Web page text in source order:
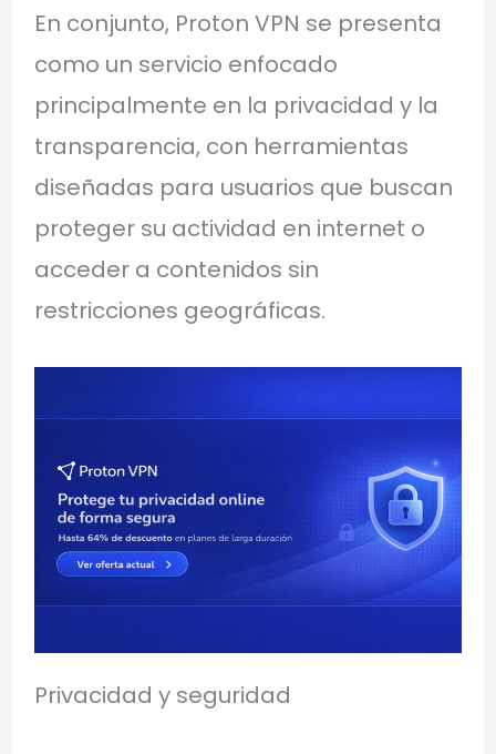
En conjunto, Proton VPN se presenta
como un servicio enfocado
principalmente en la privacidad y la
transparencia, con herramientas
diseñadas para usuarios que buscan
proteger su actividad en internet o
acceder a contenidos sin
restricciones geográficas.
Privacidad y seguridad